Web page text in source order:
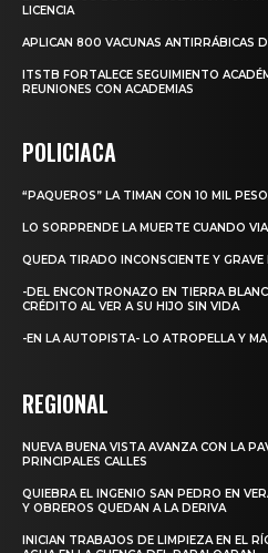
LICENCIA
APLICAN 800 VACUNAS ANTIRRÁBICAS
ITSTB FORTALECE SEGUIMIENTO
REUNIONES CON ACADEMIAS
POLICIACA
“PAQUEROS” LA TIMAN CON 10 MIL
LO SORPRENDE LA MUERTE CUANDO
QUEDA TIRADO INCONSCIENTE Y GRAVE
-DEL ENCONTRONAZO EN TIERRA
CRÉDITO AL VER A SU HIJO SIN VIDA
-EN LA AUTOPISTA- LO ATROPELLA Y
REGIONAL
NUEVA BUENA VISTA AVANZA CON LA
PRINCIPALES CALLES
QUIEBRA EL INGENIO SAN PEDRO EN
Y OBREROS QUEDAN A LA DERIVA
INICIAN TRABAJOS DE LIMPIEZA EN EL